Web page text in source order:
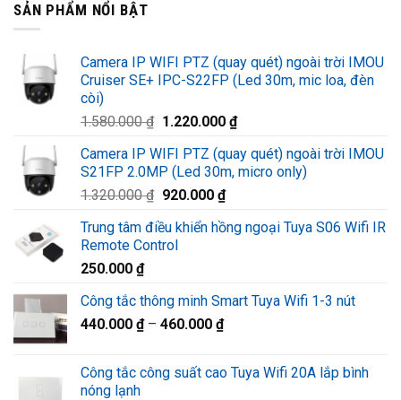
SẢN PHẨM NỔI BẬT
Camera IP WIFI PTZ (quay quét) ngoài trời IMOU
Cruiser SE+ IPC-S22FP (Led 30m, mic loa, đèn
còi)
1.580.000₫ Giá
là:
1.580.000 ₫.
1.220.000 ₫Giá
tại
là:
Camera IP WIFI PTZ (quay quét) ngoài trời IMOU
S21FP 2.0MP (Led 30m, micro only)
1.320.000₫ Giá
là:
1.320.000 ₫.
920.000 ₫Giá
tại
Trung tâm điều khiển hồng ngoại Tuya S06 Wifi IR
Remote Control
250.000 ₫
Công tắc thông minh Smart Tuya Wifi 1-3 nút
440.000 ₫– 460.000 ₫
Công tắc công suất cao Tuya Wifi 20A lắp bình
nóng lạnh